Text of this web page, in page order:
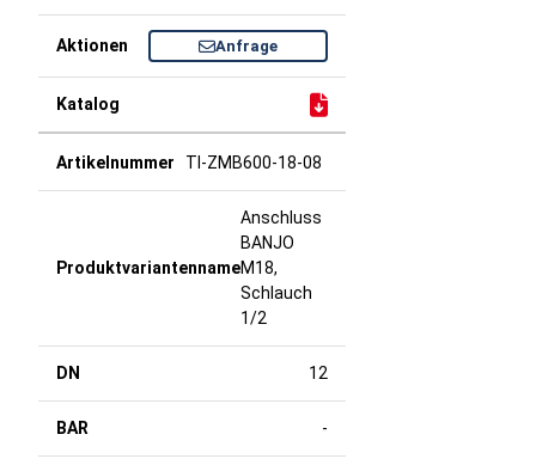
Anfrage
TI-ZMB600-18-08
Anschluss
BANJO
M18,
Schlauch
1/2
12
-